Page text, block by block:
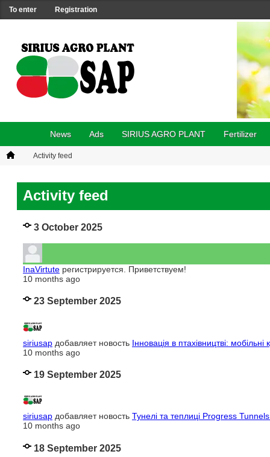
To enter Registration
News Ads SIRIUS AGRO PLANT Fertilizer
Activity feed
Activity feed
3 October 2025
InaVirtute регистрируется. Приветствуем!
10 months ago
23 September 2025
siriusap добавляет новость Інновація в птахівництві:
10 months ago
19 September 2025
siriusap добавляет новость Тунелі та теплиці Progress Tunnels
10 months ago
18 September 2025